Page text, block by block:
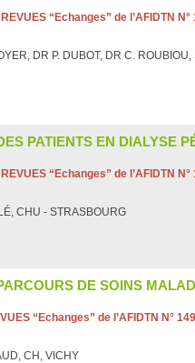
REVUES “Echanges” de l’AFIDTN N°
DR P. DUBOT, DR C.
PATIENTS EN DIALYSE
REVUES “Echanges” de l’AFIDTN N°
CHU - STRASBOURG
DE SOINS
“Echanges” de l’AFIDTN N° 149
CH, VICHY